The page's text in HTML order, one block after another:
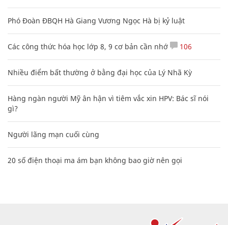
Phó Đoàn ĐBQH Hà Giang Vương Ngọc Hà bị kỷ luật
Các công thức hóa học lớp 8, 9 cơ bản cần nhớ 106
Nhiều điểm bất thường ở bằng đại học của Lý Nhã Kỳ
Hàng ngàn người Mỹ ân hận vì tiêm vắc xin HPV: Bác sĩ nói
gì?
Người lãng mạn cuối cùng
20 số điện thoại ma ám bạn không bao giờ nên gọi